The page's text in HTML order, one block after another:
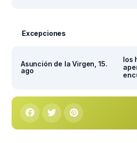
Excepciones
Asunción de la Virgen, 15.
ago
los